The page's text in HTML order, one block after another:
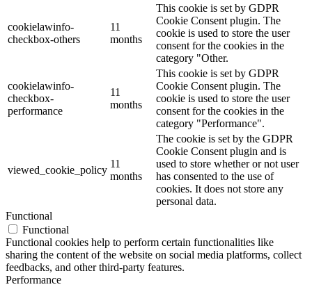
cookielawinfo-
checkbox-others
11
months
This cookie is set by GDPR
Cookie Consent plugin. The
cookie is used to store the user
consent for the cookies in the
category "Other.
cookielawinfo-
checkbox-
performance
11
months
This cookie is set by GDPR
Cookie Consent plugin. The
cookie is used to store the user
consent for the cookies in the
category "Performance".
viewed_cookie_policy
11
months
The cookie is set by the GDPR
Cookie Consent plugin and is
used to store whether or not user
has consented to the use of
cookies. It does not store any
personal data.
Functional
Functional
Functional cookies help to perform certain functionalities like
sharing the content of the website on social media platforms, collect
feedbacks, and other third-party features.
Performance